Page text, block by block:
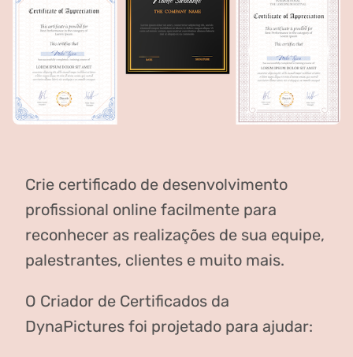
Crie certificado de desenvolvimento
profissional online facilmente para
reconhecer as realizações de sua equipe,
palestrantes, clientes e muito mais.
O Criador de Certificados da
DynaPictures foi projetado para ajudar: